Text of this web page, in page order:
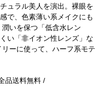
ュラル美人を演出。裸眼を
で、色素薄い系メイクにも
いを保つ「低含水レン
い「非イオン性レンズ」な
ーに使って、ハーフ系モテ
品送料無料 /